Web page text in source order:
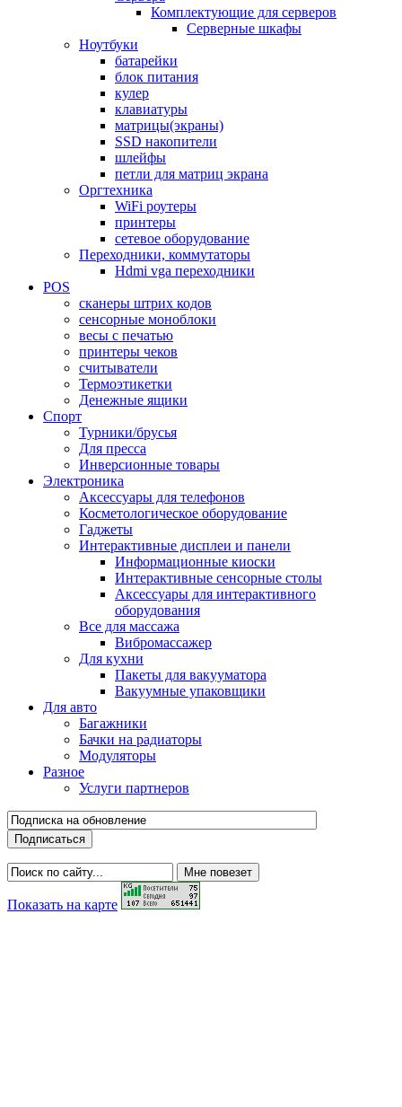
Комплектующие для серверов
Серверные шкафы
Ноутбуки
батарейки
блок питания
кулер
клавиатуры
матрицы(экраны)
SSD накопители
шлейфы
петли для матриц экрана
Оргтехника
WiFi роутеры
принтеры
сетевое оборудование
Переходники, коммутаторы
Hdmi vga переходники
POS
сканеры штрих кодов
сенсорные моноблоки
весы с печатью
принтеры чеков
считыватели
Термоэтикетки
Денежные ящики
Спорт
Турники/брусья
Для пресса
Инверсионные товары
Электроника
Аксессуары для телефонов
Косметологическое оборудование
Гаджеты
Интерактивные дисплеи и панели
Информационные киоски
Интерактивные сенсорные столы
Аксессуары для интерактивного
оборудования
Все для массажа
Вибромассажер
Для кухни
Пакеты для вакууматора
Вакуумные упаковщики
Для авто
Багажники
Бачки на радиаторы
Модуляторы
Разное
Услуги партнеров
Показать на карте